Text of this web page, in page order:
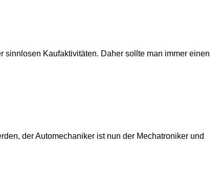
Kaufaktivitäten. Daher sollte man immer einen
der Automechaniker ist nun der Mechatroniker und